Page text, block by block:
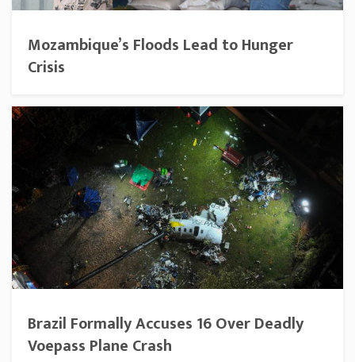
Mozambique’s Floods Lead to Hunger
Crisis
Brazil Formally Accuses 16 Over Deadly
Voepass Plane Crash